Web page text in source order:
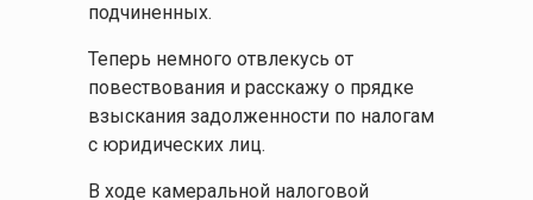
подчиненных.
Теперь немного отвлекусь от
повествования и расскажу о прядке
взыскания задолженности по налогам
с юридических лиц.
В ходе камеральной налоговой